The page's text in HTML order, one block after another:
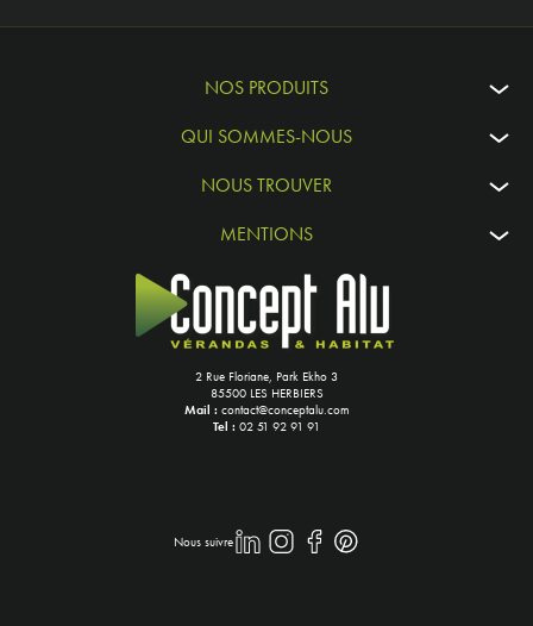
NOS PRODUITS
QUI SOMMES-NOUS
NOUS TROUVER
MENTIONS
2 Rue Floriane, Park Ekho 3
85500 LES HERBIERS
Mail : contact@conceptalu.com
Tel : 02 51 92 91 91
Nous suivre